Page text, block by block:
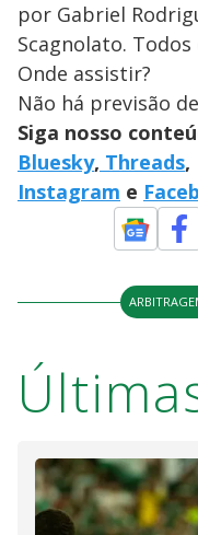
por Gabriel
Scagnolato. Todos
Onde assistir?
Não há previsão
Siga nosso
Bluesky, Threads,
Instagram e